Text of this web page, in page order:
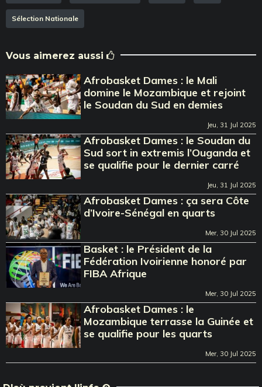
Sélection Nationale
Vous aimerez aussi
Afrobasket Dames : le Mali
domine le Mozambique et rejoint
le Soudan du Sud en demies
Jeu, 31 Jul 2025
Afrobasket Dames : le Soudan du
Sud sort in extremis l’Ouganda et
se qualifie pour le dernier carré
Jeu, 31 Jul 2025
Afrobasket Dames : ça sera Côte
d’Ivoire-Sénégal en quarts
Mer, 30 Jul 2025
Basket : le Président de la
Fédération Ivoirienne honoré par
FIBA Afrique
Mer, 30 Jul 2025
Afrobasket Dames : le
Mozambique terrasse la Guinée et
se qualifie pour les quarts
Mer, 30 Jul 2025